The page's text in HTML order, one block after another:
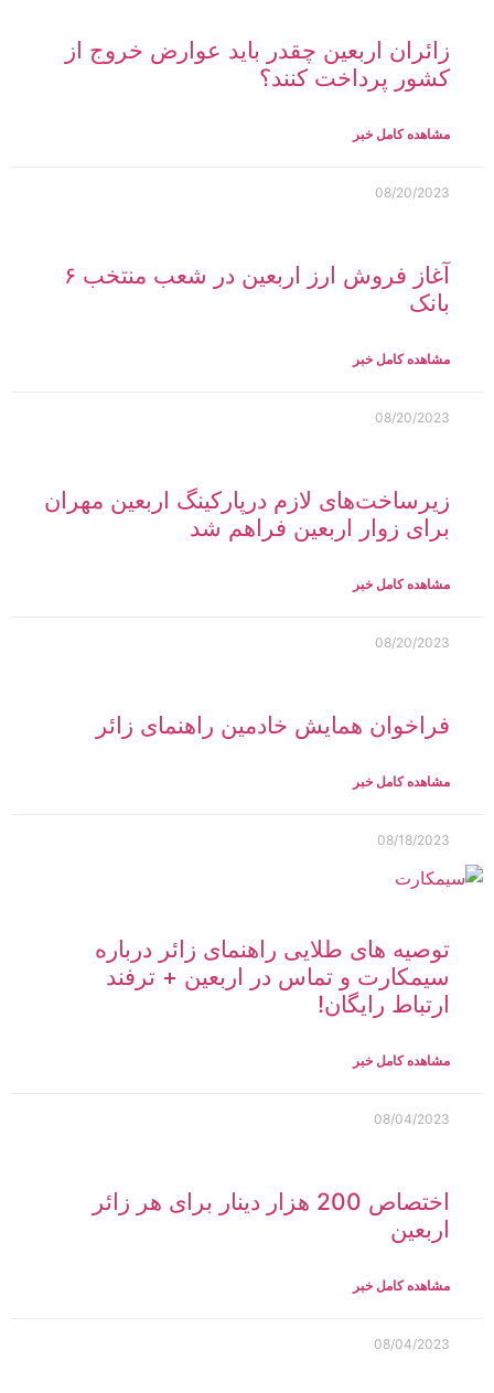
زائران اربعین چقدر باید عوارض خروج از
کشور پرداخت کنند؟
مشاهده کامل خبر
08/20/2023
آغاز فروش ارز اربعین در شعب منتخب ۶
بانک
مشاهده کامل خبر
08/20/2023
زیرساخت‌های لازم درپارکینگ اربعین مهران
برای زوار اربعین فراهم شد
مشاهده کامل خبر
08/20/2023
فراخوان همایش خادمین راهنمای زائر
مشاهده کامل خبر
08/18/2023
توصیه های طلایی راهنمای زائر درباره
سیمکارت و تماس در اربعین + ترفند
ارتباط رایگان!
مشاهده کامل خبر
08/04/2023
اختصاص 200 هزار دینار برای هر زائر
اربعین
مشاهده کامل خبر
08/04/2023